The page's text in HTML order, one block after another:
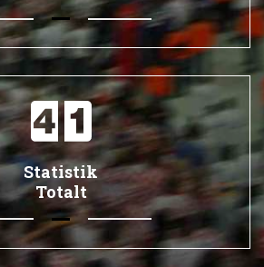
Statistik
Totalt